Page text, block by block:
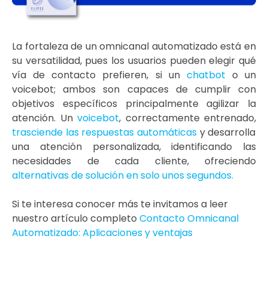
La fortaleza de un omnicanal automatizado está en
su versatilidad, pues los usuarios pueden elegir qué
vía de contacto prefieren, si un chatbot o un
voicebot; ambos son capaces de cumplir con
objetivos específicos principalmente agilizar la
atención. Un voicebot, correctamente entrenado,
trasciende las respuestas automáticas y desarrolla
una atención personalizada, identificando las
necesidades de cada cliente, ofreciendo
alternativas de solución en solo unos segundos.
Si te interesa conocer más te invitamos a leer
nuestro artículo completo Contacto Omnicanal
Automatizado: Aplicaciones y ventajas